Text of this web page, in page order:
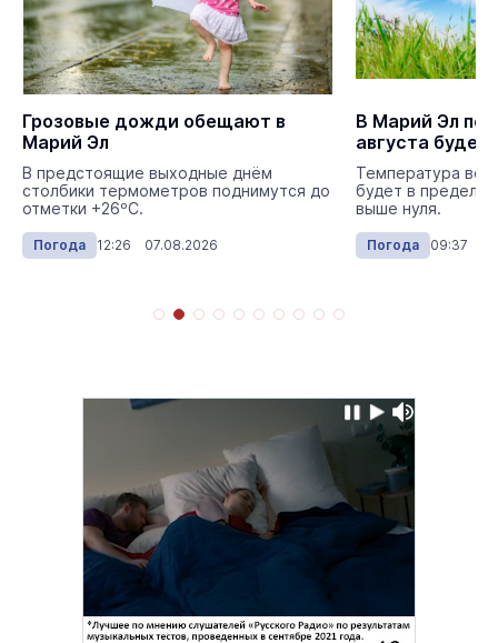
Грозовые дожди обещают в
Марий Эл
В предстоящие выходные днём
столбики термометров поднимутся до
отметки +26ºС.
Погода 12:26 07.08.2026
В Марий Эл
августа будет
Температура
будет в
выше нуля.
Погода 09:37